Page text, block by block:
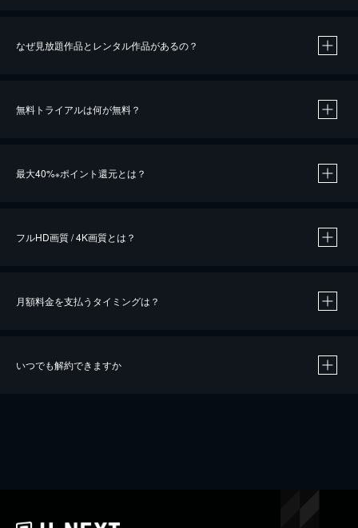
なぜ見放題作品とレンタル作品があるの？
無料トライアルは何が無料？
最大40%※ポイント還元とは？
※40％ポイント還元の対象は、クレジットカード決済による作品の購入 / レンタルです。
iOSアプリのUコイン決済による作品の購入 / レンタルは、20％のポイント還元です。
フルHD画質 / 4K画質とは？
月額料金を支払うタイミングは？
いつでも解約できますか